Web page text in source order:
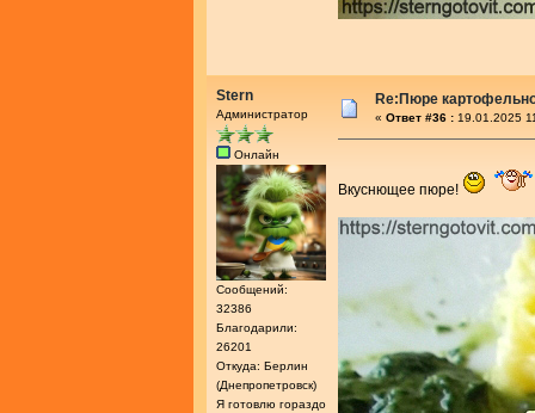
Stern
Администратор
Онлайн
Сообщений:
32386
Благодарили:
26201
Откуда: Берлин
(Днепропетровск)
Я готовлю гораздо
Re:Пюре
« Ответ #36 : 19.01.2025
Вкуснющее пюре!